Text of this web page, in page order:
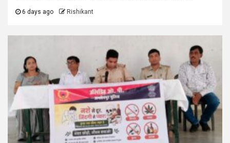
6 days ago Rishikant